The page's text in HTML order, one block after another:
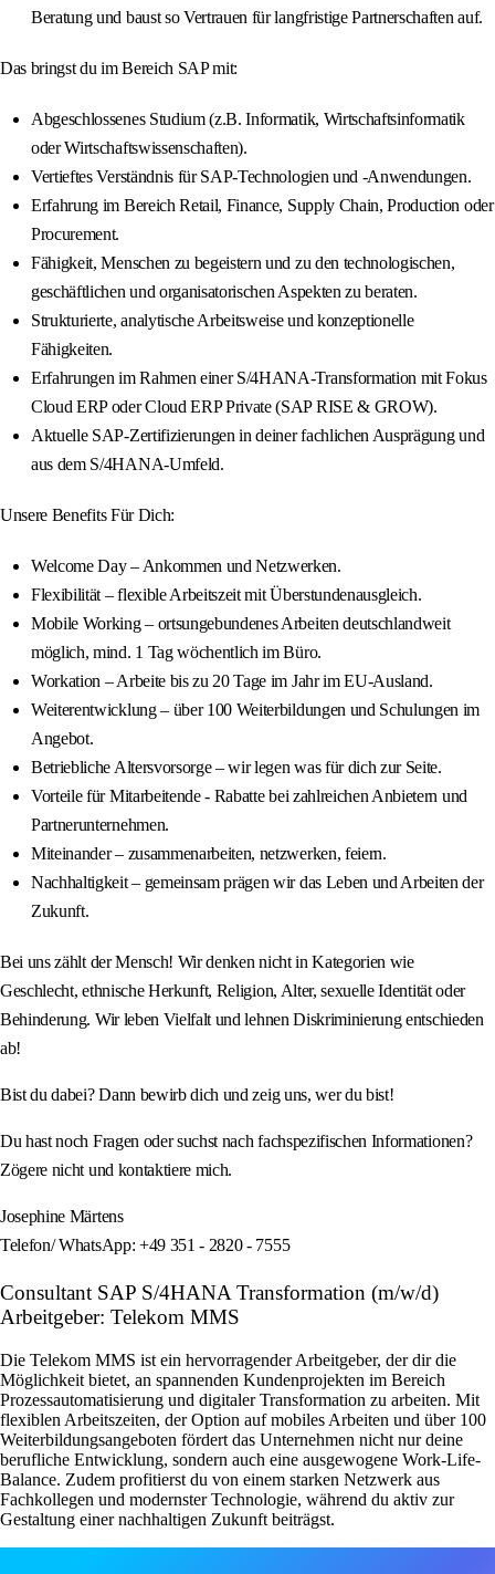
Beratung und baust so Vertrauen für langfristige Partnerschaften auf.
Das bringst du im Bereich SAP mit:
Abgeschlossenes Studium (z.B. Informatik, Wirtschaftsinformatik
oder Wirtschaftswissenschaften).
Vertieftes Verständnis für SAP-Technologien und -Anwendungen.
Erfahrung im Bereich Retail, Finance, Supply Chain, Production oder
Procurement.
Fähigkeit, Menschen zu begeistern und zu den technologischen,
geschäftlichen und organisatorischen Aspekten zu beraten.
Strukturierte, analytische Arbeitsweise und konzeptionelle
Fähigkeiten.
Erfahrungen im Rahmen einer S/4HANA-Transformation mit Fokus
Cloud ERP oder Cloud ERP Private (SAP RISE & GROW).
Aktuelle SAP-Zertifizierungen in deiner fachlichen Ausprägung und
aus dem S/4HANA-Umfeld.
Unsere Benefits Für Dich:
Welcome Day – Ankommen und Netzwerken.
Flexibilität – flexible Arbeitszeit mit Überstundenausgleich.
Mobile Working – ortsungebundenes Arbeiten deutschlandweit
möglich, mind. 1 Tag wöchentlich im Büro.
Workation – Arbeite bis zu 20 Tage im Jahr im EU-Ausland.
Weiterentwicklung – über 100 Weiterbildungen und Schulungen im
Angebot.
Betriebliche Altersvorsorge – wir legen was für dich zur Seite.
Vorteile für Mitarbeitende - Rabatte bei zahlreichen Anbietern und
Partnerunternehmen.
Miteinander – zusammenarbeiten, netzwerken, feiern.
Nachhaltigkeit – gemeinsam prägen wir das Leben und Arbeiten der
Zukunft.
Bei uns zählt der Mensch! Wir denken nicht in Kategorien wie
Geschlecht, ethnische Herkunft, Religion, Alter, sexuelle Identität oder
Behinderung. Wir leben Vielfalt und lehnen Diskriminierung entschieden
ab!
Bist du dabei? Dann bewirb dich und zeig uns, wer du bist!
Du hast noch Fragen oder suchst nach fachspezifischen Informationen?
Zögere nicht und kontaktiere mich.
Josephine Märtens
Telefon/ WhatsApp: +49 351 - 2820 - 7555
Consultant SAP S/4HANA Transformation (m/w/d)
Arbeitgeber: Telekom MMS
Die Telekom MMS ist ein hervorragender Arbeitgeber, der dir die
Möglichkeit bietet, an spannenden Kundenprojekten im Bereich
Prozessautomatisierung und digitaler Transformation zu arbeiten. Mit
flexiblen Arbeitszeiten, der Option auf mobiles Arbeiten und über 100
Weiterbildungsangeboten fördert das Unternehmen nicht nur deine
berufliche Entwicklung, sondern auch eine ausgewogene Work-Life-
Balance. Zudem profitierst du von einem starken Netzwerk aus
Fachkollegen und modernster Technologie, während du aktiv zur
Gestaltung einer nachhaltigen Zukunft beiträgst.